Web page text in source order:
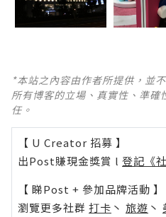
*本站之內容由作者所提供，並
所有博客的立場、真實性、準確
任。
【 U Creator 招募 】
出Post賺現金獎賞 l 登記《
【 睇Post + 參加品牌活動 】
瀏覽更多社群 打卡 丶 旅遊 丶